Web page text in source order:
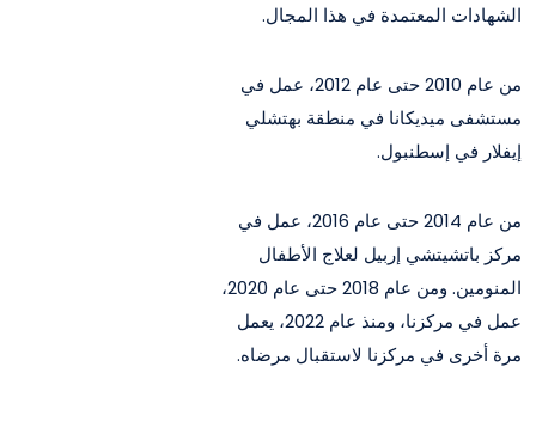
الشهادات المعتمدة في هذا المجال.
من عام 2010 حتى عام 2012، عمل في
مستشفى ميديكانا في منطقة بهتشلي
إيفلار في إسطنبول.
من عام 2014 حتى عام 2016، عمل في
مركز باتشيتشي إربيل لعلاج الأطفال
المنومين. ومن عام 2018 حتى عام 2020،
عمل في مركزنا، ومنذ عام 2022، يعمل
مرة أخرى في مركزنا لاستقبال مرضاه.